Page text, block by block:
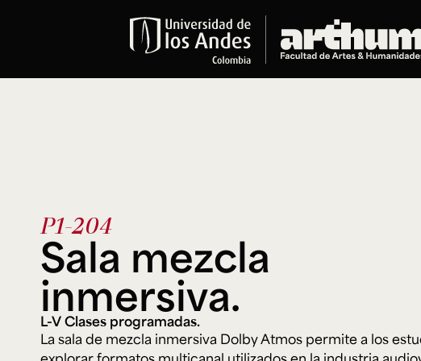
Narrativas Digitales
Opciones Académicas
Educación Continua
Cursos abiertos al público
Cursos In Situ
Cursos libres y de extensión
Programas especializados y
P1-204
Sala mezcla
inmersiva.
L-V Clases programadas.
La sala de mezcla inmersiva Dolby Atmos permite a los